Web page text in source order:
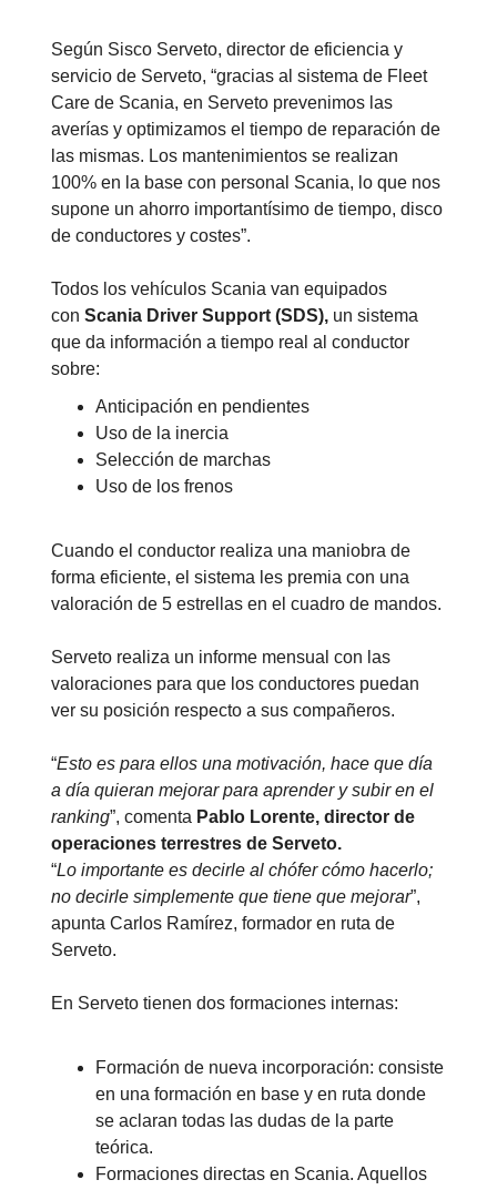
Según Sisco Serveto, director de eficiencia y
servicio de Serveto, “gracias al sistema de Fleet
Care de Scania, en Serveto prevenimos las
averías y optimizamos el tiempo de reparación de
las mismas. Los mantenimientos se realizan
100% en la base con personal Scania, lo que nos
supone un ahorro importantísimo de tiempo, disco
de conductores y costes”.
Todos los vehículos Scania van equipados
con Scania Driver Support (SDS), un sistema
que da información a tiempo real al conductor
sobre:
Anticipación en pendientes
Uso de la inercia
Selección de marchas
Uso de los frenos
Cuando el conductor realiza una maniobra de
forma eficiente, el sistema les premia con una
valoración de 5 estrellas en el cuadro de mandos.
Serveto realiza un informe mensual con las
valoraciones para que los conductores puedan
ver su posición respecto a sus compañeros.
“Esto es para ellos una motivación, hace que día
a día quieran mejorar para aprender y subir en el
ranking”, comenta Pablo Lorente, director de
operaciones terrestres de Serveto.
“Lo importante es decirle al chófer cómo hacerlo;
no decirle simplemente que tiene que mejorar”,
apunta Carlos Ramírez, formador en ruta de
Serveto.
En Serveto tienen dos formaciones internas:
Formación de nueva incorporación: consiste
en una formación en base y en ruta donde
se aclaran todas las dudas de la parte
teórica.
Formaciones directas en Scania. Aquellos